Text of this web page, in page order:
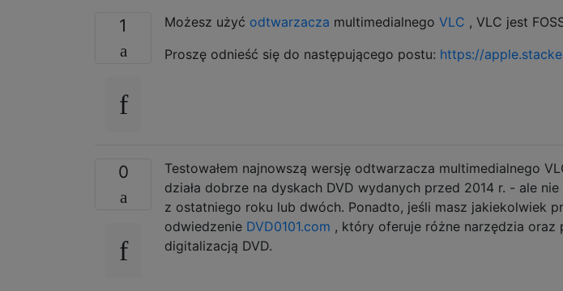
1 Możesz użyć odtwarzacza multimedialnego VLC , VLC jest
Proszę odnieść się do następującego postu: https://
0
Testowałem najnowszą wersję odtwarzacza multimedialnego
działa dobrze na dyskach DVD wydanych przed 2014 r. - ale
z ostatniego roku lub dwóch. Ponadto, jeśli masz jakiekolwiek
odwiedzenie DVD0101.com , który oferuje różne narzędzia
digitalizacją DVD.